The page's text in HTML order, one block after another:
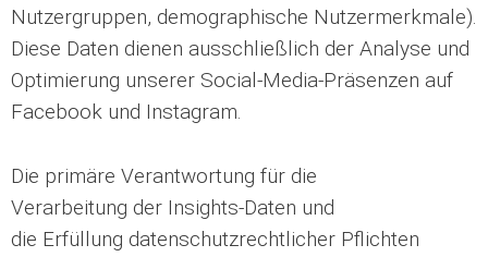
Nutzergruppen, demographische Nutzermerkmale).
Diese Daten dienen ausschließlich der Analyse und
Optimierung unserer Social-Media-Präsenzen auf
Facebook und Instagram.
Die primäre Verantwortung für die
Verarbeitung der Insights-Daten und
die Erfüllung datenschutzrechtlicher Pflichten